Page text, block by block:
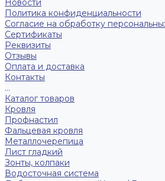
Новости
Политика конфиденциальности
Согласие на обработку
Сертификаты
Реквизиты
Отзывы
Оплата и доставка
Контакты
...
Каталог товаров
Кровля
Профнастил
Фальцевая кровля
Металлочерепица
Лист гладкий
Зонты, колпаки
Водосточная система